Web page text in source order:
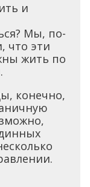
и
Мы, по-
что эти
жить по
конечно,